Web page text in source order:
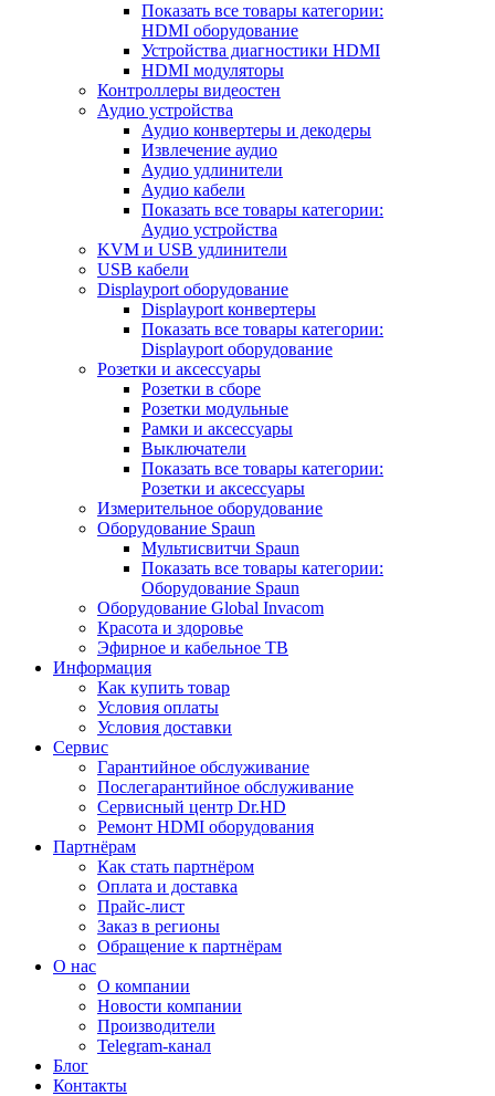
Показать все товары категории:
HDMI оборудование
Устройства диагностики HDMI
HDMI модуляторы
Контроллеры видеостен
Аудио устройства
Аудио конвертеры и декодеры
Извлечение аудио
Аудио удлинители
Аудио кабели
Показать все товары категории:
Аудио устройства
KVM и USB удлинители
USB кабели
Displayport оборудование
Displayport конвертеры
Показать все товары категории:
Displayport оборудование
Розетки и аксессуары
Розетки в сборе
Розетки модульные
Рамки и аксессуары
Выключатели
Показать все товары категории:
Розетки и аксессуары
Измерительное оборудование
Оборудование Spaun
Мультисвитчи Spaun
Показать все товары категории:
Оборудование Spaun
Оборудование Global Invacom
Красота и здоровье
Эфирное и кабельное ТВ
Информация
Как купить товар
Условия оплаты
Условия доставки
Сервис
Гарантийное обслуживание
Послегарантийное обслуживание
Сервисный центр Dr.HD
Ремонт HDMI оборудования
Партнёрам
Как стать партнёром
Оплата и доставка
Прайс-лист
Заказ в регионы
Обращение к партнёрам
О нас
О компании
Новости компании
Производители
Telegram-канал
Блог
Контакты